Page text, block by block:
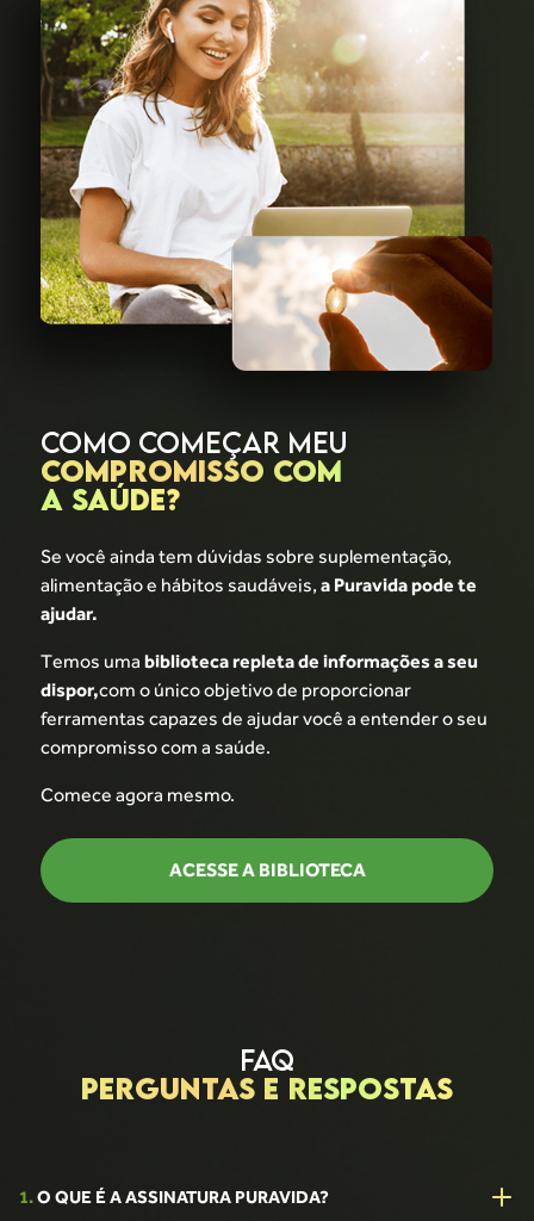
COMO COMEÇAR MEU
COMPROMISSO COM
A SAÚDE?
Se você ainda tem dúvidas sobre suplementação,
alimentação e hábitos saudáveis, a Puravida pode te
ajudar.
Temos uma biblioteca repleta de informações a seu
dispor,com o únicoobjetivo de proporcionar
ferramentas capazes de ajudar você a entender o seu
compromisso com a saúde.
Comece agora mesmo.
ACESSE A BIBLIOTECA
FAQ
PERGUNTAS E RESPOSTAS
1.O QUE É A ASSINATURA PURAVIDA?